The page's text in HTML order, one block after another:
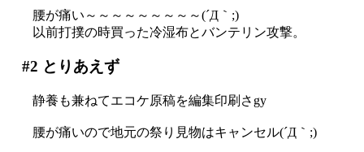
腰が痛い～～～～～～～～～(´Д｀;)
以前打撲の時買った冷湿布とバンテリン攻撃。
#2 とりあえず
静養も兼ねてエコケ原稿を編集印刷さgy
腰が痛いので地元の祭り見物はキャンセル(´Д｀;)